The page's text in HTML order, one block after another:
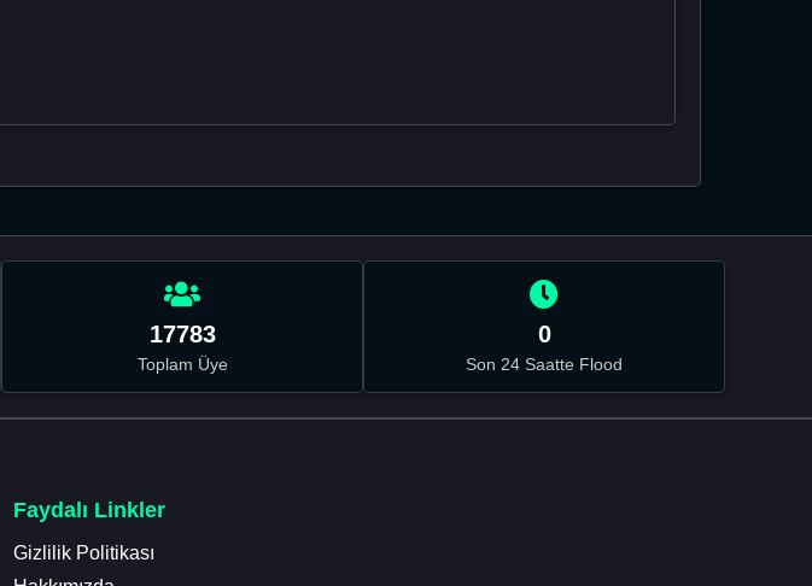
17783
Toplam Üye
0
Son 24 Saatte Flood
Faydalı Linkler
Gizlilik Politikası